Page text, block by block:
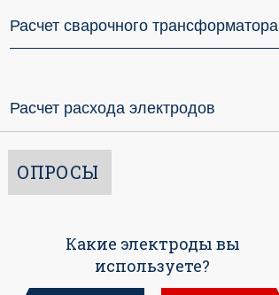
Расчет сварочного трансформатора
Расчет расхода электродов
ОПРОСЫ
Какие электроды вы
используете?